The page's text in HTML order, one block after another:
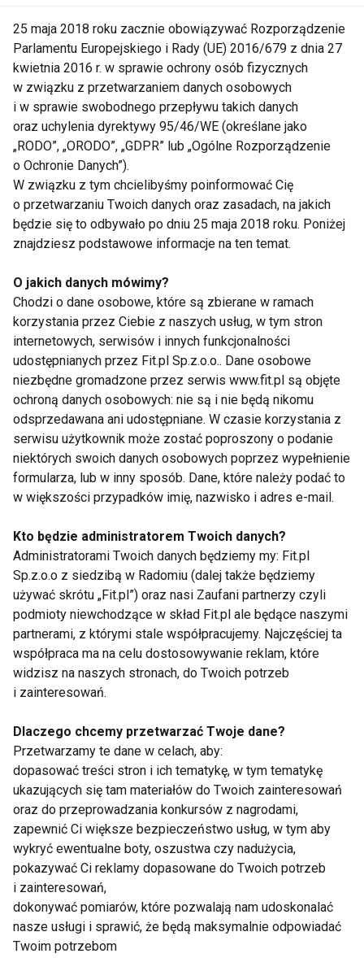
Fitball - radość dla kręgosłupa i
duszy
kręgosłup!
Ćwiczenia z piłką fitball
Fitball - radość dla kręgosłupa i
duszy
Nie przegap nowości ze
świata FIT!
Zapisz się do naszego newslettera
Wyrażam zgodę na otrzymywanie informacji
handlowej drogą elektroniczną na podany adres e-mail
przez FIT.PL. Więcej informacji znajdziesz w Polityce
ZAPISZ SIĘ
WSPÓŁPRACA
REDAKCJA
PRYWATNOŚĆ
25 maja 2018 roku zacznie obowiązywać Rozporządzenie
Parlamentu Europejskiego i Rady (UE) 2016/679 z dnia 27
kwietnia 2016 r. w sprawie ochrony osób fizycznych
w związku z przetwarzaniem danych osobowych
i w sprawie swobodnego przepływu takich danych
oraz uchylenia dyrektywy 95/46/WE (określane jako
„RODO”, „ORODO”, „GDPR” lub „Ogólne Rozporządzenie
o Ochronie Danych”).
W związku z tym chcielibyśmy poinformować Cię
o przetwarzaniu Twoich danych oraz zasadach, na jakich
będzie się to odbywało po dniu 25 maja 2018 roku. Poniżej
znajdziesz podstawowe informacje na ten temat.
O jakich danych mówimy?
Chodzi o dane osobowe, które są zbierane w ramach
korzystania przez Ciebie z naszych usług, w tym stron
internetowych, serwisów i innych funkcjonalności
udostępnianych przez Fit.pl Sp.z.o.o.. Dane osobowe
niezbędne gromadzone przez serwis www.fit.pl są objęte
ochroną danych osobowych: nie są i nie będą nikomu
odsprzedawana ani udostępniane. W czasie korzystania z
serwisu użytkownik może zostać poproszony o podanie
niektórych swoich danych osobowych poprzez wypełnienie
formularza, lub w inny sposób. Dane, które należy podać to
w większości przypadków imię, nazwisko i adres e-mail.
Kto będzie administratorem Twoich danych?
Administratorami Twoich danych będziemy my: Fit.pl
Sp.z.o.o z siedzibą w Radomiu (dalej także będziemy
używać skrótu „Fit.pl”) oraz nasi Zaufani partnerzy czyli
podmioty niewchodzące w skład Fit.pl ale będące naszymi
partnerami, z którymi stale współpracujemy. Najczęściej ta
współpraca ma na celu dostosowywanie reklam, które
widzisz na naszych stronach, do Twoich potrzeb
i zainteresowań.
Dlaczego chcemy przetwarzać Twoje dane?
Przetwarzamy te dane w celach, aby:
dopasować treści stron i ich tematykę, w tym tematykę
ukazujących się tam materiałów do Twoich zainteresowań
oraz do przeprowadzania konkursów z nagrodami,
zapewnić Ci większe bezpieczeństwo usług, w tym aby
wykryć ewentualne boty, oszustwa czy nadużycia,
pokazywać Ci reklamy dopasowane do Twoich potrzeb
i zainteresowań,
dokonywać pomiarów, które pozwalają nam udoskonalać
nasze usługi i sprawić, że będą maksymalnie odpowiadać
Twoim potrzebom